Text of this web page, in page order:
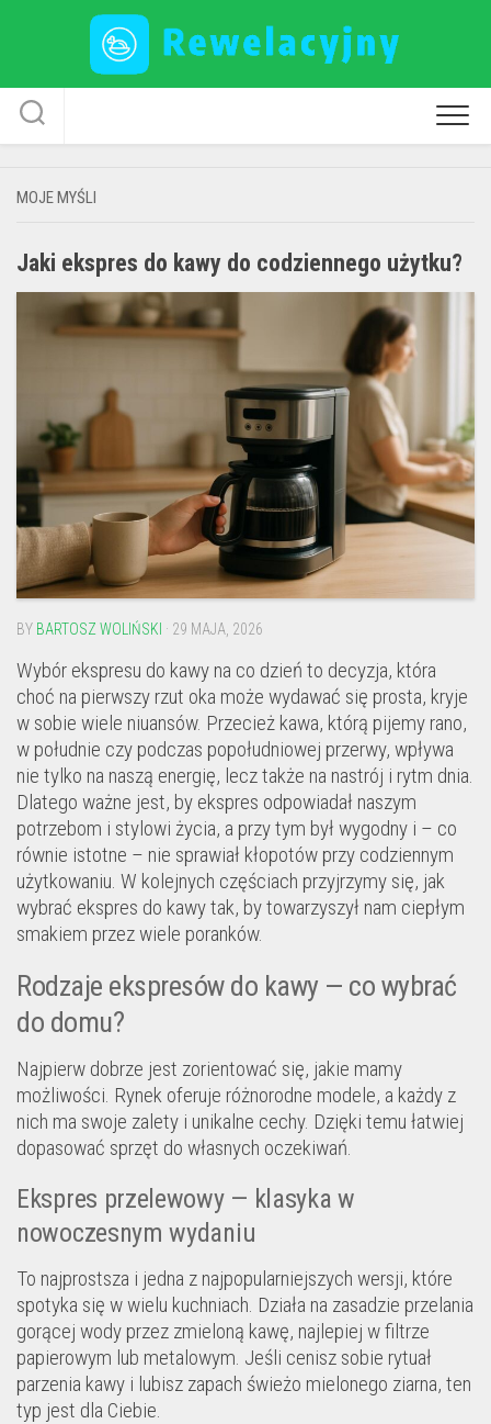
MOJE MYŚLI
Jaki ekspres do kawy do codziennego użytku?
BY BARTOSZ WOLIŃSKI · 29 MAJA, 2026
Wybór ekspresu do kawy na co dzień to decyzja, która
choć na pierwszy rzut oka może wydawać się prosta, kryje
w sobie wiele niuansów. Przecież kawa, którą pijemy rano,
w południe czy podczas popołudniowej przerwy, wpływa
nie tylko na naszą energię, lecz także na nastrój i rytm dnia.
Dlatego ważne jest, by ekspres odpowiadał naszym
potrzebom i stylowi życia, a przy tym był wygodny i – co
równie istotne – nie sprawiał kłopotów przy codziennym
użytkowaniu. W kolejnych częściach przyjrzymy się, jak
wybrać ekspres do kawy tak, by towarzyszył nam ciepłym
smakiem przez wiele poranków.
Rodzaje ekspresów do kawy — co wybrać
do domu?
Najpierw dobrze jest zorientować się, jakie mamy
możliwości. Rynek oferuje różnorodne modele, a każdy z
nich ma swoje zalety i unikalne cechy. Dzięki temu łatwiej
dopasować sprzęt do własnych oczekiwań.
Ekspres przelewowy — klasyka w
nowoczesnym wydaniu
To najprostsza i jedna z najpopularniejszych wersji, które
spotyka się w wielu kuchniach. Działa na zasadzie przelania
gorącej wody przez zmieloną kawę, najlepiej w filtrze
papierowym lub metalowym. Jeśli cenisz sobie rytuał
parzenia kawy i lubisz zapach świeżo mielonego ziarna, ten
typ jest dla Ciebie.